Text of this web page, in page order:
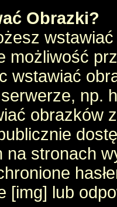
Obrazki?
możliwość
wstawiać
np.
obrazków
na stronach
[img] lub